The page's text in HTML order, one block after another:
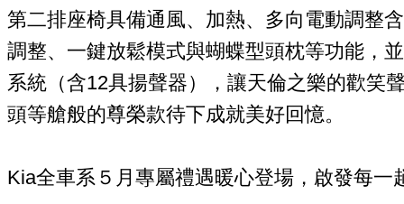
第二排座椅具備通風、加熱、多向電動調整
調整、一鍵放鬆模式與蝴蝶型頭枕等功能，
系統（含12具揚聲器），讓天倫之樂的歡笑
頭等艙般的尊榮款待下成就美好回憶。
Kia全車系５月專屬禮遇暖心登場，啟發每一